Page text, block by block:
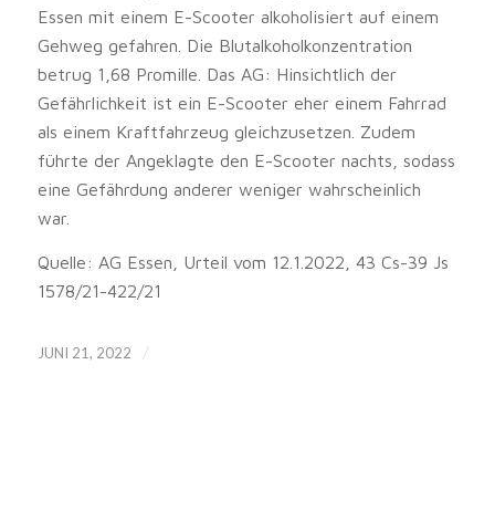
Essen mit einem E-Scooter alkoholisiert auf einem
Gehweg gefahren. Die Blutalkoholkonzentration
betrug 1,68 Promille. Das AG: Hinsichtlich der
Gefährlichkeit ist ein E-Scooter eher einem Fahrrad
als einem Kraftfahrzeug gleichzusetzen. Zudem
führte der Angeklagte den E-Scooter nachts, sodass
eine Gefährdung anderer weniger wahrscheinlich
war.
Quelle: AG Essen, Urteil vom 12.1.2022, 43 Cs-39 Js
1578/21-422/21
JUNI 21, 2022 /